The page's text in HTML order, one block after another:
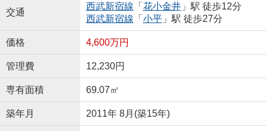
交通
西武新宿線 「 花小金井」駅 徒歩12分
西武新宿線 「 小平」駅 徒歩27分
価格 4,600万円
管理費 12,230円
専有面積 69.07㎡
築年月 2011年 8月(築15年)